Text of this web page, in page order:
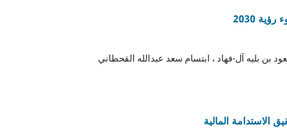
2030
بن بليه آل-فهاد ، ابتسام سعد عبدالله القحطاني
الاستدامة المالية